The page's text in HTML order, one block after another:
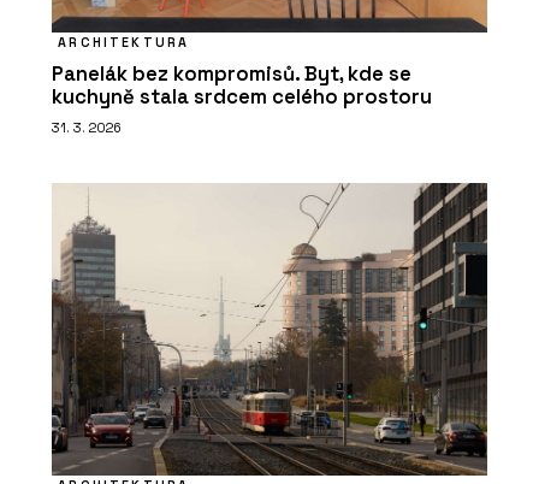
ARCHITEKTURA
Panelák bez kompromisů. Byt, kde se
kuchyně stala srdcem celého prostoru
31. 3. 2026